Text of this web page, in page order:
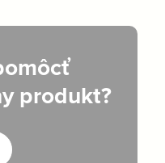
produkt?